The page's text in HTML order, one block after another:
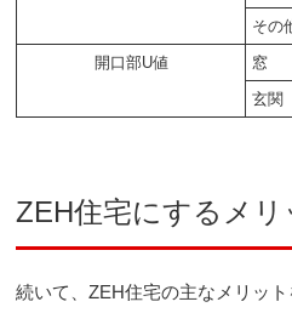
その
開口部U値
窓
玄関
ZEH住宅にするメリ
続いて、ZEH住宅の主なメリット